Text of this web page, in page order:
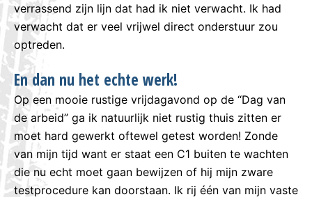
verrassend zijn lijn dat had ik niet verwacht. Ik had
verwacht dat er veel vrijwel direct onderstuur zou
optreden.
En dan nu het echte werk!
Op een mooie rustige vrijdagavond op de “Dag van
de arbeid” ga ik natuurlijk niet rustig thuis zitten er
moet hard gewerkt oftewel getest worden! Zonde
van mijn tijd want er staat een C1 buiten te wachten
die nu echt moet gaan bewijzen of hij mijn zware
testprocedure kan doorstaan. Ik rij één van mijn vaste